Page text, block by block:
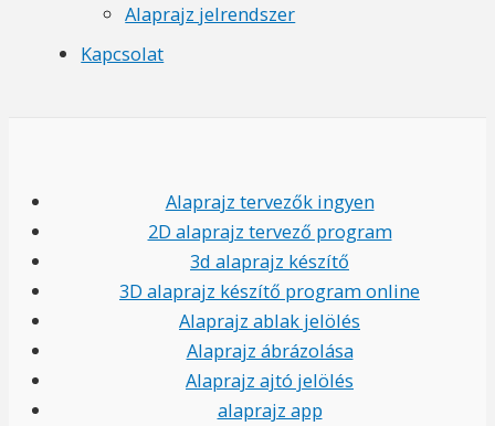
Alaprajz jelrendszer
Kapcsolat
Alaprajz tervezők ingyen
2D alaprajz tervező program
3d alaprajz készítő
3D alaprajz készítő program online
Alaprajz ablak jelölés
Alaprajz ábrázolása
Alaprajz ajtó jelölés
alaprajz app